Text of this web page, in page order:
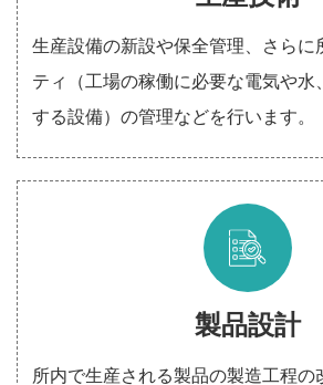
生産設備の新設や保全管理、さらに
ティ（工場の稼働に必要な電気や水
する設備）の管理などを行います。
製品設計
所内で生産される製品の製造工程の